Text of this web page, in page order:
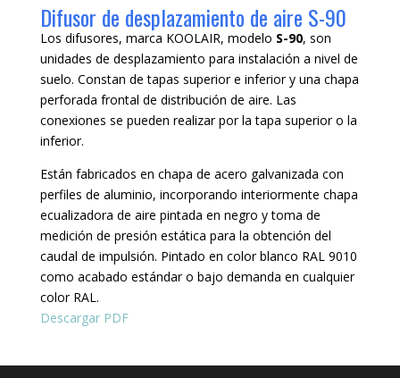
Difusor de desplazamiento de aire S-90
Los difusores, marca KOOLAIR, modelo S-90, son
unidades de desplazamiento para instalación a nivel de
suelo. Constan de tapas superior e inferior y una chapa
perforada frontal de distribución de aire. Las
conexiones se pueden realizar por la tapa superior o la
inferior.
Están fabricados en chapa de acero galvanizada con
perfiles de aluminio, incorporando interiormente chapa
ecualizadora de aire pintada en negro y toma de
medición de presión estática para la obtención del
caudal de impulsión. Pintado en color blanco RAL 9010
como acabado estándar o bajo demanda en cualquier
color RAL.
Descargar PDF